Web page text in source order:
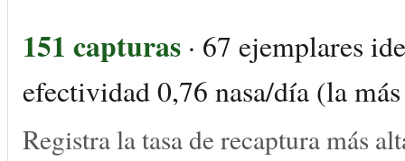
151 capturas · 67 ejemplares
efectividad 0,76 nasa/día (la
Registra la tasa de recaptura más